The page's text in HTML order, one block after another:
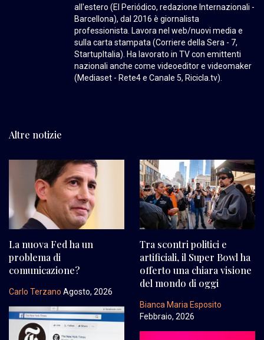
all'estero (El Periódico, redazione Internazionali -
Barcellona), dal 2016 è giornalista
professionista. Lavora nel web/nuovi media e
sulla carta stampata (Corriere della Sera - 7,
StartupItalia). Ha lavorato in TV con emittenti
nazionali anche come videoeditor e videomaker
(Mediaset - Rete4 e Canale 5, Ricicla.tv).
Altre notizie
La nuova Fed ha un
problema di
comunicazione?
Carlo Terzano Agosto, 2026
Tra scontri politici e
artificiali, il Super Bowl ha
offerto una chiara visione
del mondo di oggi
Bianca Maria Esposito
Febbraio, 2026